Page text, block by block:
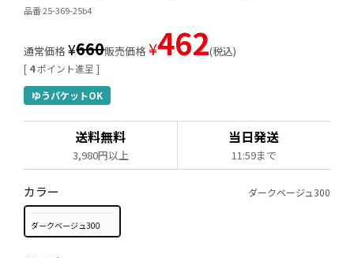
品番 25-369-25b4
[ 4ポイント進呈 ]
通常価格 ¥660販売価格 ¥462 税込
ゆうパケットOK
送料無料
3,980円以上
当日発送
11:59まで
カラー ダークベージュ300
ダークベージュ300